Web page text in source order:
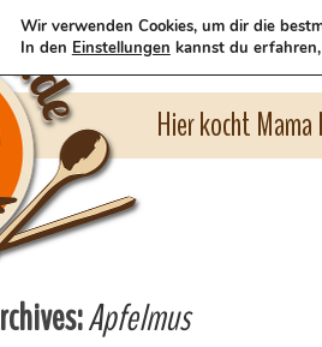
Hier kocht
Apfelmus
Wir verwenden Cookies, um dir die
In den Einstellungen kannst du